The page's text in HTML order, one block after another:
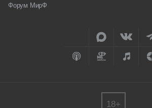
Форум МирФ
18+